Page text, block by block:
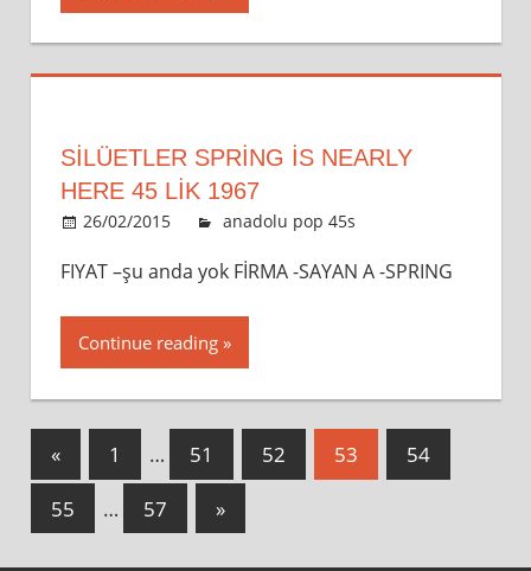
SİLÜETLER SPRING IS NEARLY
HERE 45 LİK 1967
26/02/2015 admin
anadolu pop 45s
FIYAT –şu anda yok FİRMA -SAYAN A -SPRING
Continue reading
Yazı
sayfalaması
«Previous
Posts
1 … 51 52 53
54
55
… 57
Next
Posts
»